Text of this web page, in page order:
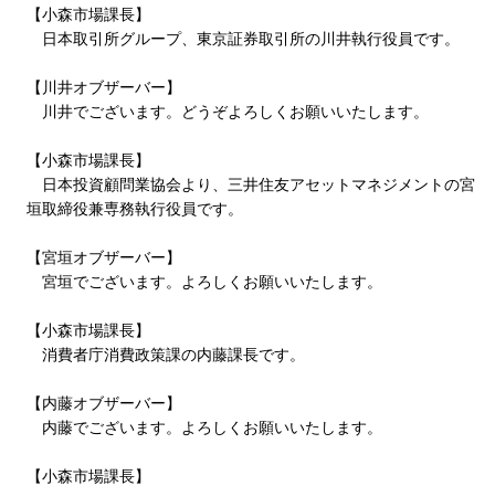
【小森市場課長】
日本取引所グループ、東京証券取引所の川井執行役員です。
【川井オブザーバー】
川井でございます。どうぞよろしくお願いいたします。
【小森市場課長】
日本投資顧問業協会より、三井住友アセットマネジメントの宮
垣取締役兼専務執行役員です。
【宮垣オブザーバー】
宮垣でございます。よろしくお願いいたします。
【小森市場課長】
消費者庁消費政策課の内藤課長です。
【内藤オブザーバー】
内藤でございます。よろしくお願いいたします。
【小森市場課長】